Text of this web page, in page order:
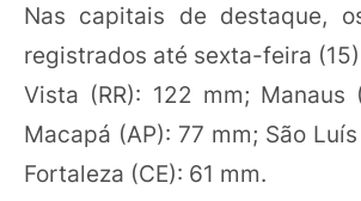
Nas capitais de destaque,
registrados até sexta-feira
Vista (RR): 122 mm; Manaus
Macapá (AP): 77 mm; São
Fortaleza (CE): 61 mm.